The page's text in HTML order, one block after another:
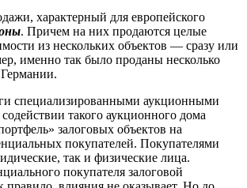
характерный для европейского
. Причем на них продаются целые
из нескольких объектов — сразу или
именно так было проданы несколько
специализированными аукционными
такого аукционного дома
залоговых объектов на
покупателей. Покупателями
так и физические лица.
покупателя залоговой